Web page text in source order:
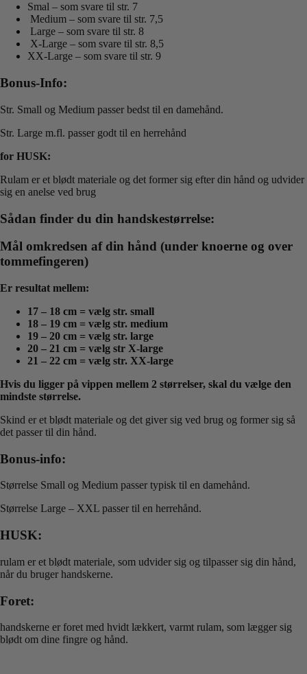
Smal – som svare til str. 7
Medium – som svare til str. 7,5
Large – som svare til str. 8
X-Large – som svare til str. 8,5
XX-Large – som svare til str. 9
Bonus-Info:
Str. Small og Medium passer bedst til en damehånd.
Str. Large m.fl. passer godt til en herrehånd
for HUSK:
Rulam er et blødt materiale og det former sig efter din hånd og udvider
sig en anelse ved brug
Sådan finder du din handskestørrelse:
Mål omkredsen af din hånd (under knoerne og over
tommefingeren)
Er resultat mellem:
17 – 18 cm = vælg str. small
18 – 19 cm = vælg str. medium
19 – 20 cm = vælg str. large
20 – 21 cm = vælg str X-large
21 – 22 cm = vælg str. XX-large
Hvis du ligger på vippen mellem 2 størrelser, skal du vælge den
mindste størrelse.
Skind er et blødt materiale og det giver sig ved brug og former sig så
det passer til din hånd.
Bonus-info:
Størrelse Small og Medium passer typisk til en damehånd.
Størrelse Large – XXL passer til en herrehånd.
HUSK:
rulam er et blødt materiale, som udvider sig og tilpasser sig din hånd,
når du bruger handskerne.
Foret:
handskerne er foret med hvidt lækkert, varmt rulam, som lægger sig
blødt om dine fingre og hånd.